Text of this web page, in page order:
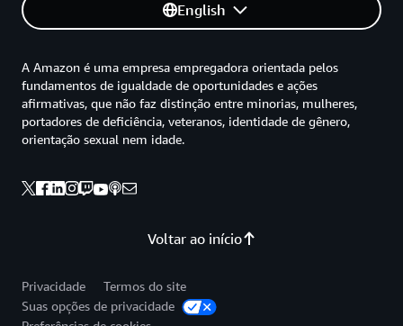
English
Voltar ao início
A Amazon é uma empresa empregadora orientada pelos
fundamentos de igualdade de oportunidades e ações
afirmativas, que não faz distinção entre minorias, mulheres,
portadores de deficiência, veteranos, identidade de gênero,
orientação sexual nem idade.
Privacidade
Termos do site
Suas opções de privacidade